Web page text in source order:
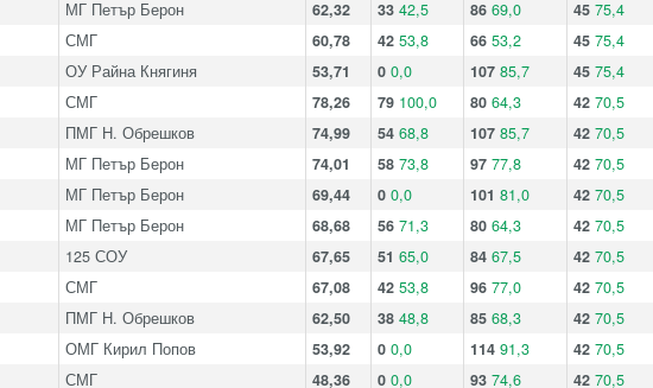
МГ Петър Берон 62,32 33 42,5 86 69,0 45 75,4
СМГ 60,78 42 53,8 66 53,2 45 75,4
ОУ Райна Княгиня 53,71 0 0,0 107 85,7 45 75,4
СМГ 78,26 79 100,0 80 64,3 42 70,5
ПМГ Н. Обрешков 74,99 54 68,8 107 85,7 42 70,5
МГ Петър Берон 74,01 58 73,8 97 77,8 42 70,5
МГ Петър Берон 69,44 0 0,0 101 81,0 42 70,5
МГ Петър Берон 68,68 56 71,3 80 64,3 42 70,5
125 СОУ 67,65 51 65,0 84 67,5 42 70,5
СМГ 67,08 42 53,8 96 77,0 42 70,5
ПМГ Н. Обрешков 62,50 38 48,8 85 68,3 42 70,5
ОМГ Кирил Попов 53,92 0 0,0 114 91,3 42 70,5
СМГ 48,36 0 0,0 93 74,6 42 70,5